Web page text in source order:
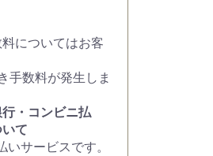
についてはお客
手数料が発生しま
・コンビニ払
て
サービスです。